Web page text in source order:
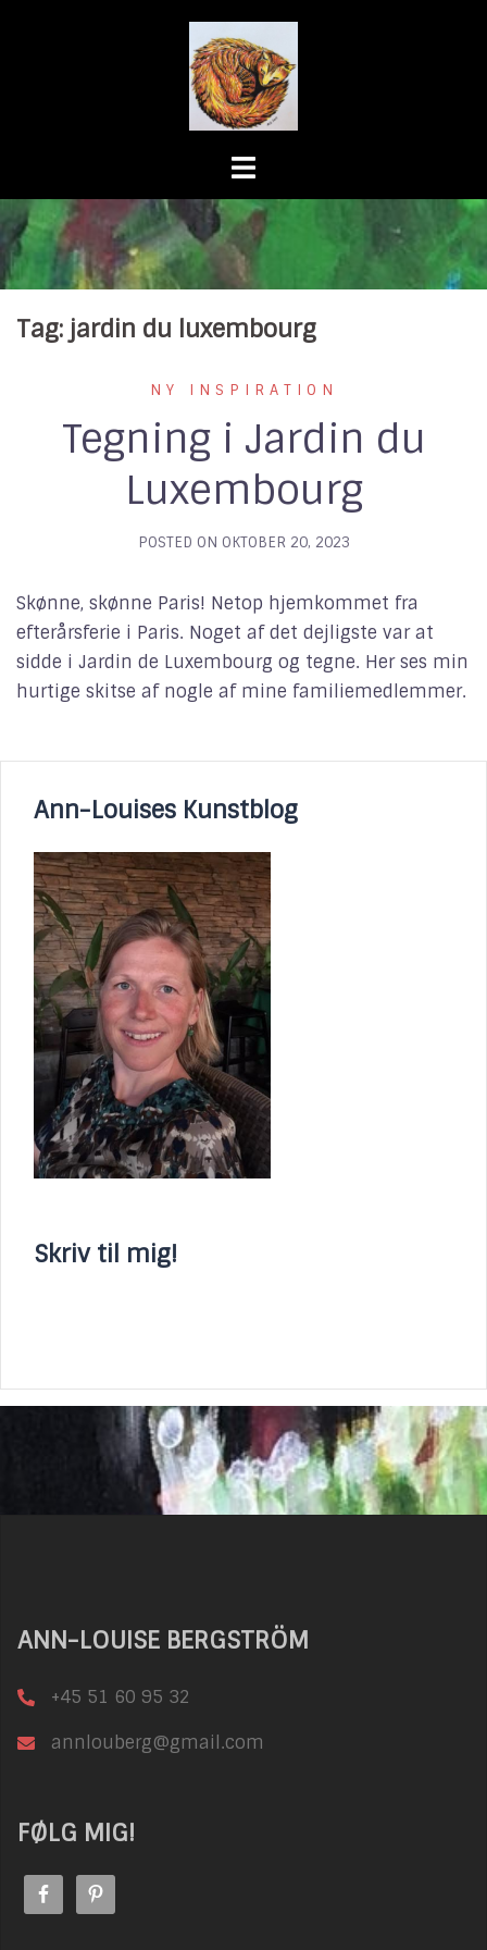
Tag: jardin du luxembourg
NY INSPIRATION
Tegning i Jardin du
Luxembourg
POSTED ON OKTOBER 20, 2023
Skønne, skønne Paris! Netop hjemkommet fra
efterårsferie i Paris. Noget af det dejligste var at
sidde i Jardin de Luxembourg og tegne. Her ses min
hurtige skitse af nogle af mine familiemedlemmer.
Ann-Louises Kunstblog
Skriv til mig!
ANN-LOUISE BERGSTRÖM
+45 51 60 95 32
annlouberg@gmail.com
FØLG MIG!